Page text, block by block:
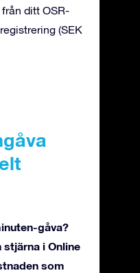
från ditt OSR-
(SEK
gåva?
stjärna i Online
som